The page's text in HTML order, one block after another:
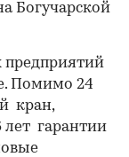
Богучарской
Помимо 24
кран,
лет гарантии